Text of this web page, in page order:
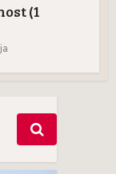
(1